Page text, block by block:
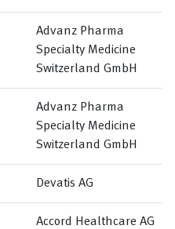
Advanz Pharma
Specialty Medicine
Switzerland GmbH
Advanz Pharma
Specialty Medicine
Switzerland GmbH
Devatis AG
Accord Healthcare AG